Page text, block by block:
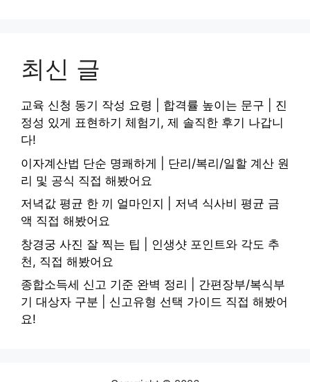
최신 글
교육 신청 동기 작성 요령 | 합격률 높이는 문구 | 진
정성 있게 표현하기 체험기, 제 솔직한 후기 나갑니
다!
이자계산법 단순 명쾌하게 | 단리/복리/일할 계산 원
리 및 공식 직접 해봤어요
저녁값 평균 한 끼 얼마인지 | 저녁 식사비 평균 금
액 직접 해봤어요
창경궁 사진 잘 찍는 팁 | 인생샷 포인트와 각도 추
천, 직접 해봤어요
종합소득세 신고 기준 완벽 정리 | 간편장부/복식부
기 대상자 구분 | 신고유형 선택 가이드 직접 해봤어
요!